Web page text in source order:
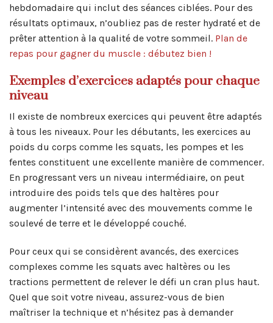
hebdomadaire qui inclut des séances ciblées. Pour des
résultats optimaux, n’oubliez pas de rester hydraté et de
prêter attention à la qualité de votre sommeil. Plan de
repas pour gagner du muscle : débutez bien !
Exemples d’exercices adaptés pour chaque
niveau
Il existe de nombreux exercices qui peuvent être adaptés
à tous les niveaux. Pour les débutants, les exercices au
poids du corps comme les squats, les pompes et les
fentes constituent une excellente manière de commencer.
En progressant vers un niveau intermédiaire, on peut
introduire des poids tels que des haltères pour
augmenter l’intensité avec des mouvements comme le
soulevé de terre et le développé couché.
Pour ceux qui se considèrent avancés, des exercices
complexes comme les squats avec haltères ou les
tractions permettent de relever le défi un cran plus haut.
Quel que soit votre niveau, assurez-vous de bien
maîtriser la technique et n’hésitez pas à demander